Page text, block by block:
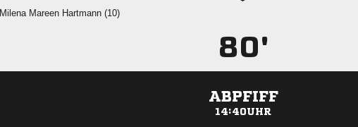
   
80'
ABPFIFF
14:40UHR